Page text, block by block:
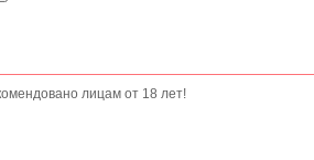
лицам от 18 лет!